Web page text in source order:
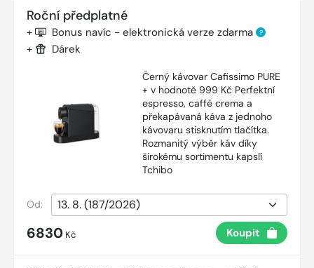
Roční předplatné
+ Bonus navíc - elektronická verze zdarma ?
+ Dárek
Černý kávovar Cafissimo PURE
+ v hodnotě 999 Kč Perfektní
espresso, caffè crema a
překapávaná káva z jednoho
kávovaru stisknutím tlačítka.
Rozmanitý výběr káv díky
širokému sortimentu kapslí
Tchibo
Od:
6830 Kč Koupit